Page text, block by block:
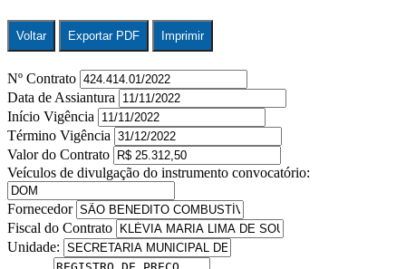
Voltar Exportar PDF Imprimir
Nº Contrato
Data de Assiantura
Início Vigência
Término Vigência
Valor do Contrato
Veículos de divulgação do instrumento convocatório:
Fornecedor
Fiscal do Contrato
Unidade: